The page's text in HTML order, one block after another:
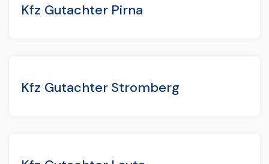
Kfz Gutachter Pirna
Kfz Gutachter Stromberg